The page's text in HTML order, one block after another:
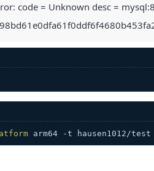
code = Unknown desc =
arm64 -t hausen1012/test